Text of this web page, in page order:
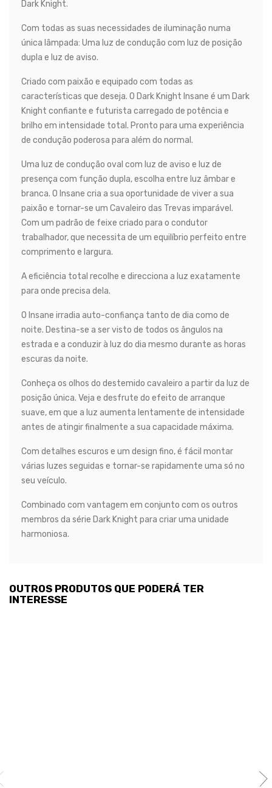
Dark Knight.
Com todas as suas necessidades de iluminação numa
única lâmpada: Uma luz de condução com luz de posição
dupla e luz de aviso.
Criado com paixão e equipado com todas as
características que deseja. O Dark Knight Insane é um Dark
Knight confiante e futurista carregado de potência e
brilho em intensidade total. Pronto para uma experiência
de condução poderosa para além do normal.
Uma luz de condução oval com luz de aviso e luz de
presença com função dupla, escolha entre luz âmbar e
branca. O Insane cria a sua oportunidade de viver a sua
paixão e tornar-se um Cavaleiro das Trevas imparável.
Com um padrão de feixe criado para o condutor
trabalhador, que necessita de um equilíbrio perfeito entre
comprimento e largura.
A eficiência total recolhe e direcciona a luz exatamente
para onde precisa dela.
O Insane irradia auto-confiança tanto de dia como de
noite. Destina-se a ser visto de todos os ângulos na
estrada e a conduzir à luz do dia mesmo durante as horas
escuras da noite.
Conheça os olhos do destemido cavaleiro a partir da luz de
posição única. Veja e desfrute do efeito de arranque
suave, em que a luz aumenta lentamente de intensidade
antes de atingir finalmente a sua capacidade máxima.
Com detalhes escuros e um design fino, é fácil montar
várias luzes seguidas e tornar-se rapidamente uma só no
seu veículo.
Combinado com vantagem em conjunto com os outros
membros da série Dark Knight para criar uma unidade
harmoniosa.
OUTROS PRODUTOS QUE PODERÁ TER
INTERESSE